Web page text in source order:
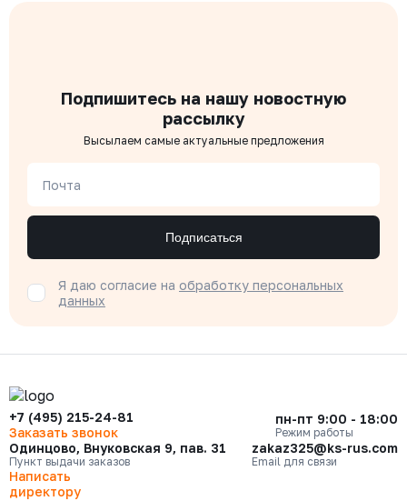
Подпишитесь на нашу новостную
рассылку
Высылаем самые актуальные предложения
Почта
Подписаться
Я даю согласие на обработку персональных
данных
+7 (495) 215-24-81
Заказать звонок
пн-пт 9:00 - 18:00
Режим работы
Одинцово, Внуковская 9, пав. 31
Пункт выдачи заказов
zakaz325@ks-rus.com
Email для связи
Написать
директору